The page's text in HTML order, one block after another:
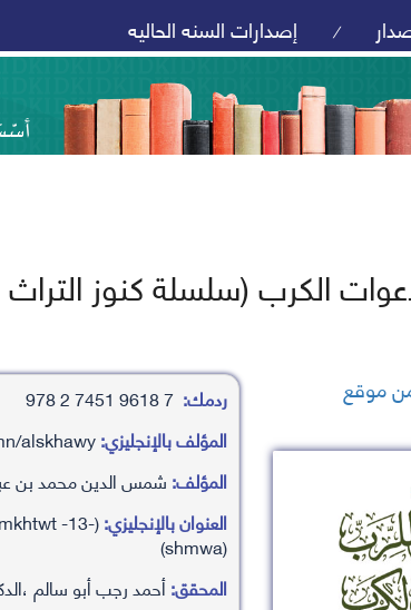
/ إصدارات السنه الحاليه
الكرب (سلسلة كنوز التراث
موقع ردمك: 7 9618 7451 2 978
المؤلف بالإنجليزي:shms aldyn mhamd bn ’abd alrhamn/alskhawy
المؤلف:شمس الدين محمد بن
العنوان بالإنجليزي:-13-)
(shmwa)
المحقق:أحمد رجب أبو سالم